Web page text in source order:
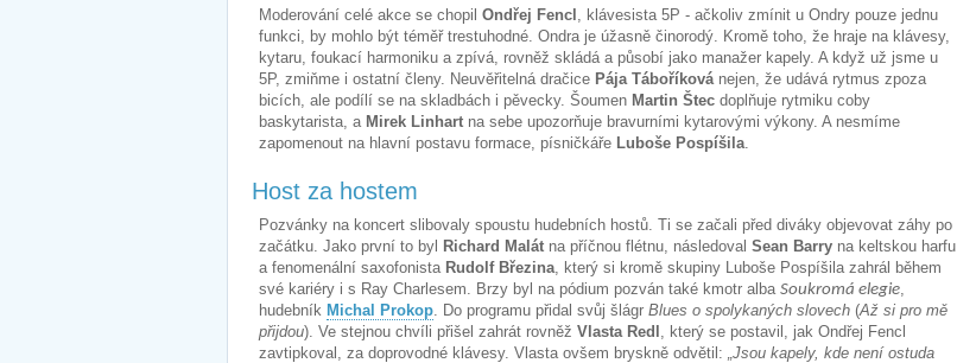
Moderování celé akce se chopil Ondřej Fencl , klávesista 5P - ačkoliv zmínit u Ondry pouze jednu
funkci, by mohlo být téměř trestuhodné. Ondra je úžasně činorodý. Kromě toho, že hraje na klávesy,
kytaru, foukací harmoniku a zpívá, rovněž skládá a působí jako manažer kapely. A když už jsme u
5P, zmiňme i ostatní členy. Neuvěřitelná dračice Pája Táboříkovánejen, že udává rytmus zpoza
bicích, ale podílí se na skladbách i pěvecky. Šoumen Martin Štec doplňuje rytmiku coby
baskytarista, a Mirek Linhart na sebe upozorňuje bravurními kytarovými výkony. A nesmíme
zapomenout na hlavní postavu formace, písničkáře Luboše Pospíšila.
Host za hostem
Pozvánky na koncert slibovaly spoustu hudebních hostů. Ti se začali před diváky objevovat záhy po
začátku. Jako první to byl Richard Malát na příčnou flétnu, následoval Sean Barry na keltskou harfu
a fenomenální saxofonista Rudolf Březina, který si kromě skupiny Luboše Pospíšila zahrál během
své kariéry i s Ray Charlesem. Brzy byl na pódium pozván také kmotr alba Soukromá elegie,
hudebník Michal Prokop. Do programu přidal svůj šlágr Blues o spolykaných slovech (Až si pro mě
přijdou). Ve stejnou chvíli přišel zahrát rovněž Vlasta Redl , který se postavil, jak Ondřej Fencl
zavtipkoval, za doprovodné klávesy. Vlasta ovšem bryskně odvětil: „Jsou kapely, kde není ostuda